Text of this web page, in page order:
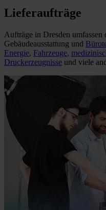
Lieferaufträge
Aufträge in Dresden
Gebäudeausstattung und
Energie, Fahrzeuge,
Druckerzeugnisse und viele